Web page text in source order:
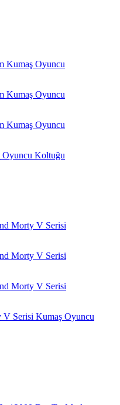
Oyuncu Koltuğu
Serisi Kumaş Oyuncu